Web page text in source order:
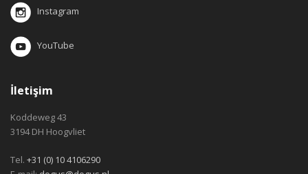
Instagram
YouTube
İletişim
Koddeweg 43
3194 DH Hoogvliet
Tel. +31 (0) 10 4106290